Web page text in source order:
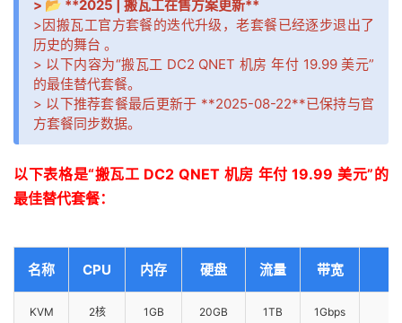
> 📂 **2025 | 搬瓦工在售方案更新**
>因搬瓦工官方套餐的迭代升级，老套餐已经逐步退出了
历史的舞台 。
> 以下内容为“搬瓦工 DC2 QNET 机房 年付 19.99 美元”
的最佳替代套餐。
> 以下推荐套餐最后更新于 **2025-08-22**已保持与官
方套餐同步数据。
以下表格是“搬瓦工 DC2 QNET 机房 年付 19.99 美元”的
最佳替代套餐：
名称 CPU 内存 硬盘 流量 带宽
KVM 2核 1GB 20GB 1TB 1Gbps